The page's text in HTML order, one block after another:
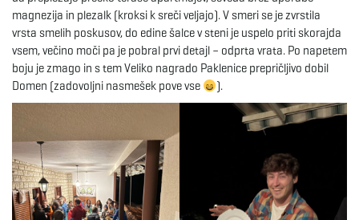
magnezija in plezalk (kroksi k sreči veljajo). V smeri se je zvrstila
vrsta smelih poskusov, do edine šalce v steni je uspelo priti skorajda
vsem, večino moči pa je pobral prvi detajl – odprta vrata. Po napetem
boju je zmago in s tem Veliko nagrado Paklenice prepričljivo dobil
Domen (zadovoljni nasmešek pove vse
).